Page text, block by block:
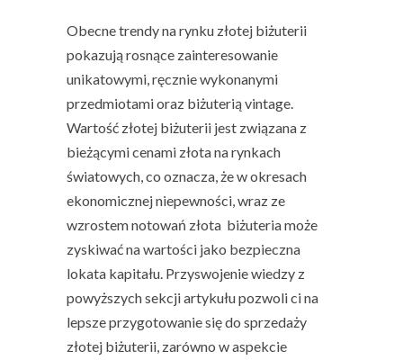
Obecne trendy na rynku złotej biżuterii
pokazują rosnące zainteresowanie
unikatowymi, ręcznie wykonanymi
przedmiotami oraz biżuterią vintage.
Wartość złotej biżuterii jest związana z
bieżącymi cenami złota na rynkach
światowych, co oznacza, że w okresach
ekonomicznej niepewności, wraz ze
wzrostem notowań złota biżuteria może
zyskiwać na wartości jako bezpieczna
lokata kapitału. Przyswojenie wiedzy z
powyższych sekcji artykułu pozwoli ci na
lepsze przygotowanie się do sprzedaży
złotej biżuterii, zarówno w aspekcie